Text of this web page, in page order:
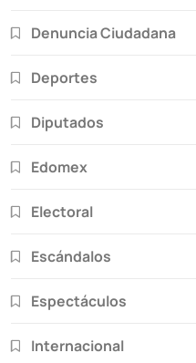
Denuncia Ciudadana
Deportes
Diputados
Edomex
Electoral
Escándalos
Espectáculos
Internacional